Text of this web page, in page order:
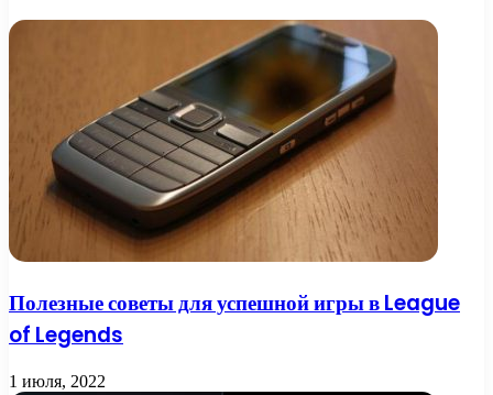
Полезные советы для успешной игры в League
of Legends
1 июля, 2022